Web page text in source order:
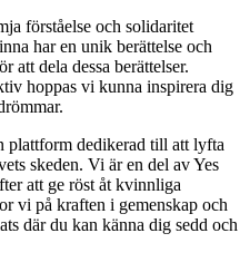
förståelse och solidaritet
har en unik berättelse och
att dela dessa berättelser.
hoppas vi kunna inspirera dig
dedikerad till att lyfta
skeden. Vi är en del av Yes
att ge röst åt kvinnliga
vi på kraften i gemenskap och
där du kan känna dig sedd och